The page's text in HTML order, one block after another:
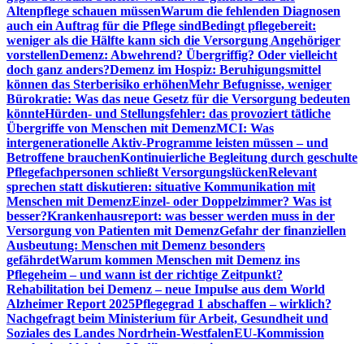
Altenpflege schauen müssenWarum die fehlenden Diagnosen
auch ein Auftrag für die Pflege sindBedingt pflegebereit:
weniger als die Hälfte kann sich die Versorgung Angehöriger
vorstellenDemenz: Abwehrend? Übergriffig? Oder vielleicht
doch ganz anders?Demenz im Hospiz: Beruhigungsmittel
können das Sterberisiko erhöhenMehr Befugnisse, weniger
Bürokratie: Was das neue Gesetz für die Versorgung bedeuten
könnteHürden- und Stellungsfehler: das provoziert tätliche
Übergriffe von Menschen mit DemenzMCI: Was
intergenerationelle Aktiv-Programme leisten müssen – und
Betroffene brauchenKontinuierliche Begleitung durch geschulte
Pflegefachpersonen schließt VersorgungslückenRelevant
sprechen statt diskutieren: situative Kommunikation mit
Menschen mit DemenzEinzel- oder Doppelzimmer? Was ist
besser?Krankenhausreport: was besser werden muss in der
Versorgung von Patienten mit DemenzGefahr der finanziellen
Ausbeutung: Menschen mit Demenz besonders
gefährdetWarum kommen Menschen mit Demenz ins
Pflegeheim – und wann ist der richtige Zeitpunkt?
Rehabilitation bei Demenz – neue Impulse aus dem World
Alzheimer Report 2025Pflegegrad 1 abschaffen – wirklich?
Nachgefragt beim Ministerium für Arbeit, Gesundheit und
Soziales des Landes Nordrhein-WestfalenEU-Kommission